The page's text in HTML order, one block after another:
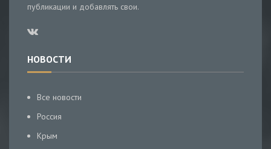
публикации и добавлять свои.
НОВОСТИ
Все новости
Россия
Крым